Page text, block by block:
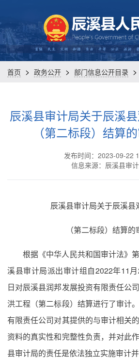
首页 > 政务公开 > 部门信息公开目录 >
辰溪县审计局关于辰溪
（第二标段）结算
发布时间：2023-09-22
信息来源：辰溪县审
辰溪县审计局关于辰溪县
（第二标段）结算
根据《中华人民共和国审计法》
溪县审计局派出审计组自2022年11
日对辰溪县润邦发展投资有限责任公
洪工程（第二标段）结算进行了审计
有限责任公司对其提供的与审计相关
资料的真实性和完整性负责，并对此
县审计局的责任是依法独立实施审计并